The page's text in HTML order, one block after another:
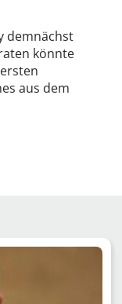
demnächst
könnte
aus dem